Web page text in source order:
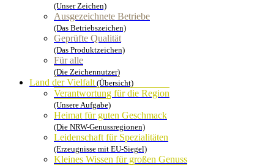
(Unser Zeichen)
Ausgezeichnete Betriebe
(Das Betriebszeichen)
Geprüfte Qualität
(Das Produktzeichen)
Für alle
(Die Zeichennutzer)
Land der Vielfalt(Übersicht)
Verantwortung für die Region
(Unsere Aufgabe)
Heimat für guten Geschmack
(Die NRW-Genussregionen)
Leidenschaft für Spezialitäten
(Erzeugnisse mit EU-Siegel)
Kleines Wissen für großen Genuss